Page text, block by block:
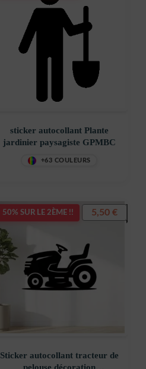
sticker autocollant Plante
jardinier paysagiste GPMBC
+63 COULEURS
50% SUR LE 2ÈME !!
Sticker autocollant tracteur de
5,50€